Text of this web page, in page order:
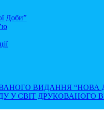
Доби”
ВИДАННЯ “НОВА
У СВІТ ДРУКОВАНОГО